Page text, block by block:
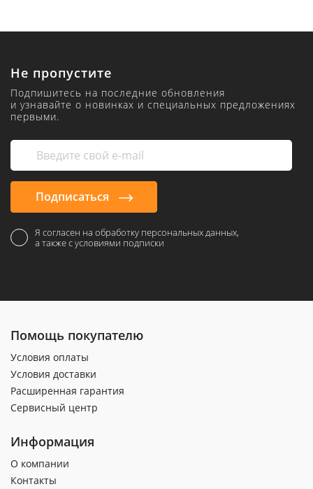
Не пропустите
Подпишитесь на последние обновления
и узнавайте о новинках и специальных предложениях
первыми.
Подписаться
Я согласен на обработку персональных данных,
а также с условиями подписки
Помощь покупателю
Условия оплаты
Условия доставки
Расширенная гарантия
Сервисный центр
Информация
О компании
Контакты